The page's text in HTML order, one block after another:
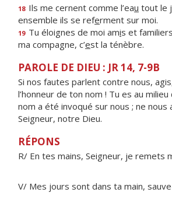
18 Ils me cernent comme l’eau tout le
ensemble ils se referment sur moi.
19 Tu éloignes de moi amis et
ma compagne, c’est la ténèbre.
PAROLE DE DIEU : JR 14, 7-9B
Si nos fautes parlent contre nous,
l’honneur de ton nom ! Tu es au
nom a été invoqué sur nous ; ne nous
Seigneur, notre Dieu.
RÉPONS
R/ En tes mains, Seigneur, je remets
V/ Mes jours sont dans ta main,